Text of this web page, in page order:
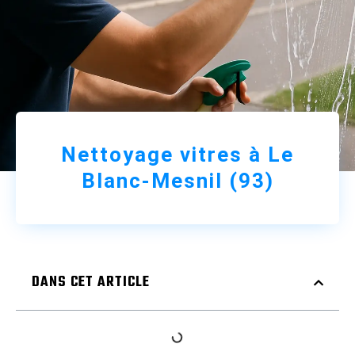
Nettoyage vitres à Le
Blanc-Mesnil (93)
DANS CET ARTICLE